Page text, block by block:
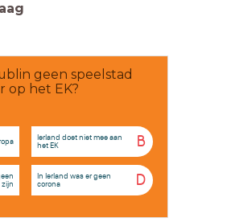
geen speelstad
op het EK?
B
Ierland doet niet mee aan
het EK
D
In Ierland was er geen
corona